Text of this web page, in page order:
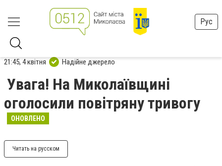
Рус
21:45, 4 квітня Надійне джерело
Увага! На Миколаївщині
оголосили повітряну тривогу
ОНОВЛЕНО
Читать на русском